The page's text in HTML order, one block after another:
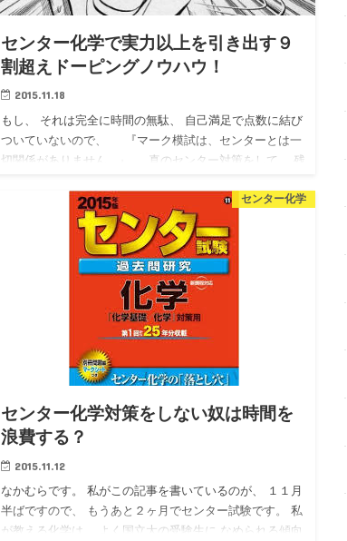
センター化学で実力以上を引き出す９
割超えドーピングノウハウ！
2015.11.18
もし、 それは完全に時間の無駄、 自己満足で点数に結び
ついていないので、 『マーク模試は、センターとは一
切関係がありません。』 真のセンター対策をして、 残
センター化学
センター化学対策をしない奴は時間を
浪費する？
2015.11.12
なかむらです。 私がこの記事を書いているのが、 １１月
半ばですので、 もうあと２ヶ月でセンター試験です。 私
が教える化学は、 よく国立大の受験生に なめられる傾向